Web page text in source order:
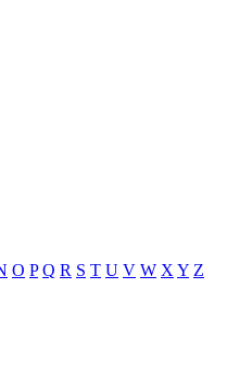
O P Q R S T U V W X Y Z